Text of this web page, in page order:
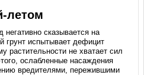
летом
сказывается на
грунт испытывает дефицит
растительности не хватает сил
ослабленные насаждения
вредителями, пережившими